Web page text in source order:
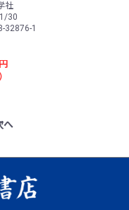
社
30
32876-1
へ